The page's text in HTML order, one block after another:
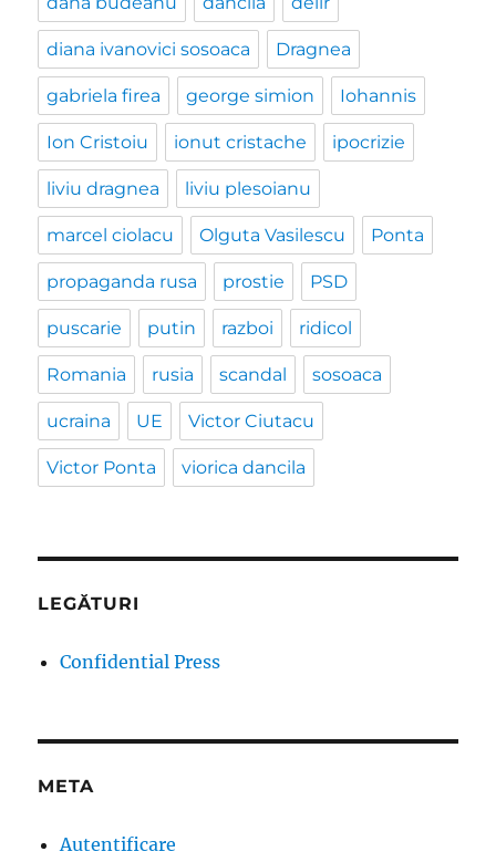
diana ivanovici sosoaca Dragnea
gabriela firea george simion Iohannis
Ion Cristoiu ionut cristache ipocrizie
liviu dragnea liviu plesoianu
marcel ciolacu Olguta Vasilescu Ponta
propaganda rusa prostie PSD
puscarie putin razboi ridicol
Romania rusia scandal sosoaca
ucraina UE Victor Ciutacu
Victor Ponta viorica dancila
LEGĂTURI
Confidential Press
META
Autentificare